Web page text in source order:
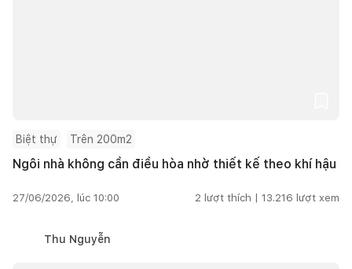
Biệt thự Trên 200m2
Ngôi nhà không cần điều hòa nhờ thiết kế theo khí hậu
27/06/2026, lúc 10:00 2 lượt thích | 13.216 lượt xem
Thu Nguyễn